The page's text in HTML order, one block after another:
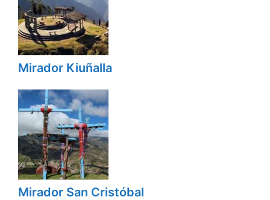
Mirador Kiuñalla
Mirador San Cristóbal